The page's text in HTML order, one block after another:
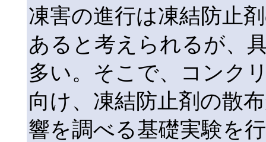
凍害の進行は凍結防止
あると考えられるが、
多い。そこで、コンク
向け、凍結防止剤の散
響を調べる基礎実験を